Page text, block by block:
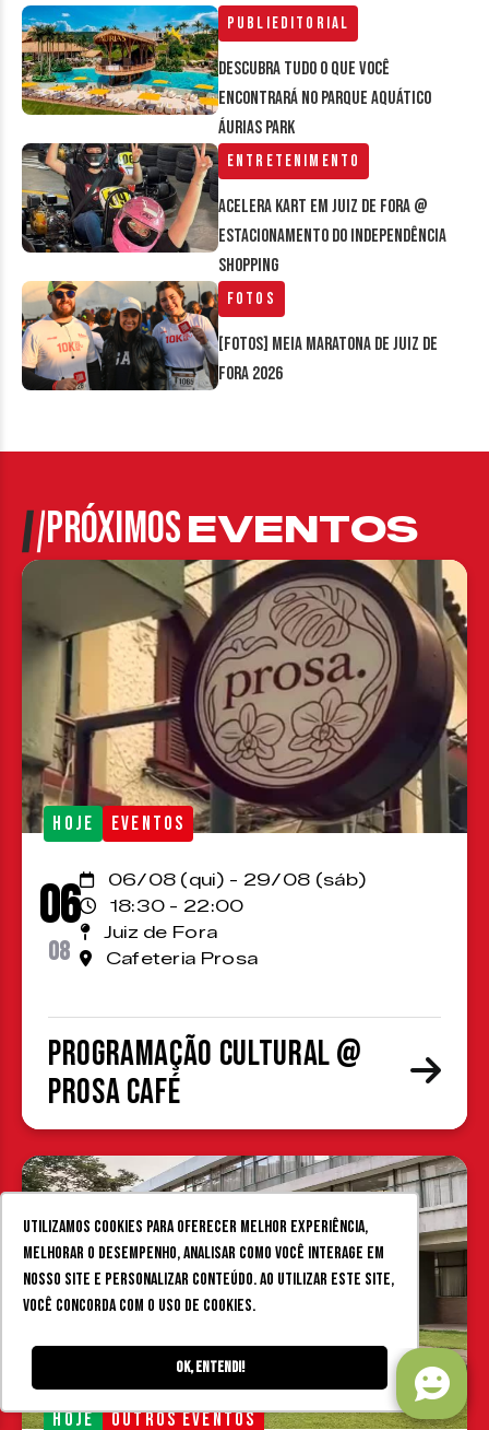
Utilizamos cookies para oferecer melhor experiência,
melhorar o desempenho, analisar como você interage em
nosso site e personalizar conteúdo. Ao utilizar este site,
você concorda com o uso de cookies.
Ok, entendi!
Publieditorial
Descubra tudo o que você
encontrará no parque aquático
Áurias Park
Entretenimento
Acelera Kart em Juiz de Fora @
estacionamento do Independência
Shopping
Fotos
[FOTOS] Meia Maratona de Juiz de
Fora 2026
PRÓXIMOSEVENTOS
HOJE EVENTOS
06
08
06/08 (qui) - 29/08 (sáb)
18:30 - 22:00
Juiz de Fora
Cafeteria Prosa
Programação cultural @
Prosa Café
HOJE OUTROS EVENTOS